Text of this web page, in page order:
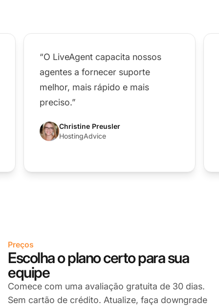
“O LiveAgent capacita nossos
agentes a fornecer suporte
melhor, mais rápido e mais
preciso.”
Christine Preusler
HostingAdvice
Preços
Escolha o plano certo para sua
equipe
Comece com uma avaliação gratuita de 30 dias.
Sem cartão de crédito. Atualize, faça downgrade